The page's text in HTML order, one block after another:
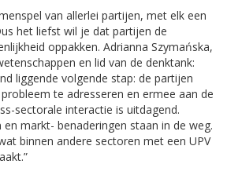
van allerlei partijen, met elk een
het liefst wil je dat partijen de
oppakken. Adrianna Szymańska,
en lid van de denktank:
liggende volgende stap: de partijen
te adresseren en ermee aan de
sectorale interactie is uitdagend.
en markt- benaderingen staan in de weg.
binnen andere sectoren met een UPV